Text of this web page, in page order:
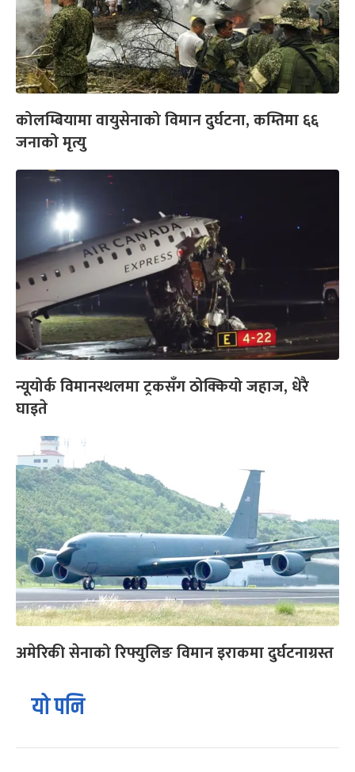
कोलम्बियामा वायुसेनाको विमान दुर्घटना, कम्तिमा ६६
जनाको मृत्यु
न्यूयोर्क विमानस्थलमा ट्रकसँग ठोक्कियो जहाज, धेरै
घाइते
अमेरिकी सेनाको रिफ्युलिङ विमान इराकमा दुर्घटनाग्रस्त
यो पनि